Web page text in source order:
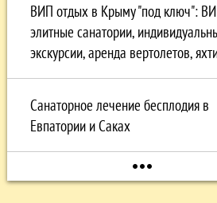
ВИП отдых в Крыму "под ключ":
элитные санатории,
экскурсии, аренда вертолетов,
Санаторное лечение бесплодия в
Евпатории и Саках
more_horiz